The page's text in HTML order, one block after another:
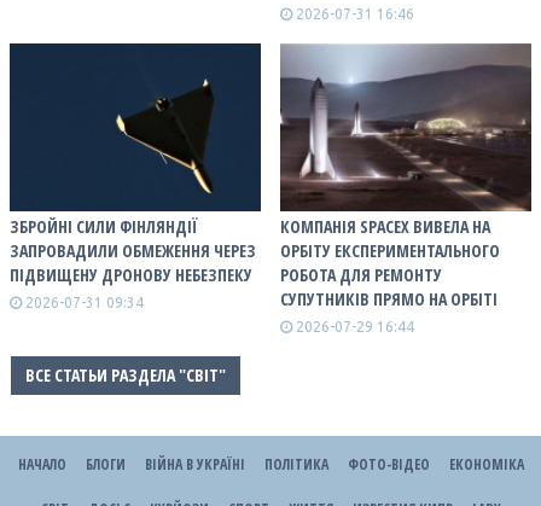
2026-07-31 16:46
ЗБРОЙНІ СИЛИ ФІНЛЯНДІЇ
ЗАПРОВАДИЛИ ОБМЕЖЕННЯ ЧЕРЕЗ
ПІДВИЩЕНУ ДРОНОВУ НЕБЕЗПЕКУ
2026-07-31 09:34
КОМПАНІЯ SPACEX ВИВЕЛА НА
ОРБІТУ ЕКСПЕРИМЕНТАЛЬНОГО
РОБОТА ДЛЯ РЕМОНТУ
СУПУТНИКІВ ПРЯМО НА ОРБІТІ
2026-07-29 16:44
ВСЕ СТАТЬИ РАЗДЕЛА "СВІТ"
НАЧАЛО БЛОГИ ВІЙНА В УКРАЇНІ ПОЛІТИКА ФОТО-ВІДЕО ЕКОНОМІКА